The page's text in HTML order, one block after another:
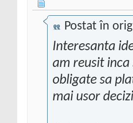
Postat în
Interesanta
am reusit
obligate sa
mai usor